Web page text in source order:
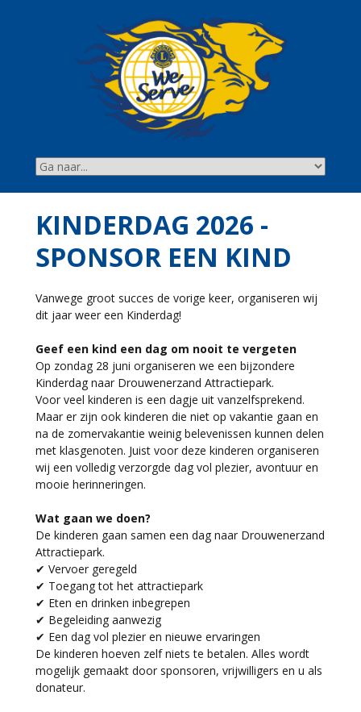
KINDERDAG 2026 -
SPONSOR EEN KIND
Vanwege groot succes de vorige keer, organiseren wij
dit jaar weer een Kinderdag!
Geef een kind een dag om nooit te vergeten
Op zondag 28 juni organiseren we een bijzondere
Kinderdag naar Drouwenerzand Attractiepark.
Voor veel kinderen is een dagje uit vanzelfsprekend.
Maar er zijn ook kinderen die niet op vakantie gaan en
na de zomervakantie weinig belevenissen kunnen delen
met klasgenoten. Juist voor deze kinderen organiseren
wij een volledig verzorgde dag vol plezier, avontuur en
mooie herinneringen.
Wat gaan we doen?
De kinderen gaan samen een dag naar Drouwenerzand
Attractiepark.
✔ Vervoer geregeld
✔ Toegang tot het attractiepark
✔ Eten en drinken inbegrepen
✔ Begeleiding aanwezig
✔ Een dag vol plezier en nieuwe ervaringen
De kinderen hoeven zelf niets te betalen. Alles wordt
mogelijk gemaakt door sponsoren, vrijwilligers en u als
donateur.